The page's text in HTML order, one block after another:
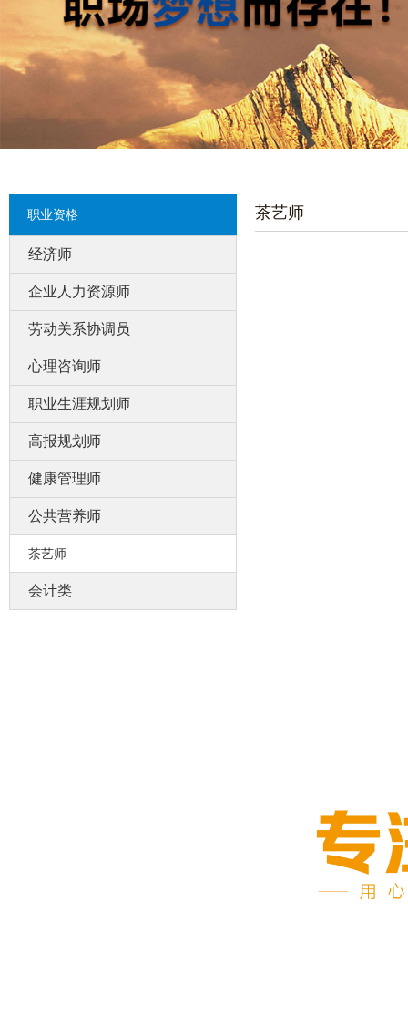
职业资格
经济师
企业人力资源师
劳动关系协调员
心理咨询师
职业生涯规划师
高报规划师
健康管理师
公共营养师
茶艺师
会计类
茶艺师